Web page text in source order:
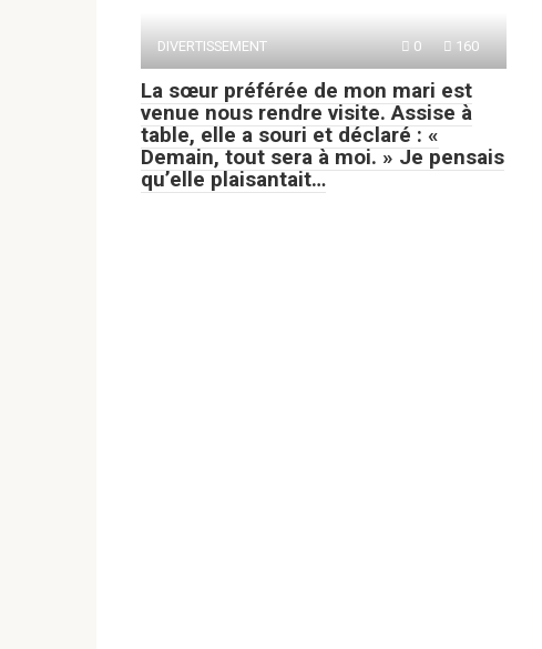
DIVERTISSEMENT 0 160
La sœur préférée de mon mari est
venue nous rendre visite. Assise à
table, elle a souri et déclaré : «
Demain, tout sera à moi. » Je pensais
qu’elle plaisantait…